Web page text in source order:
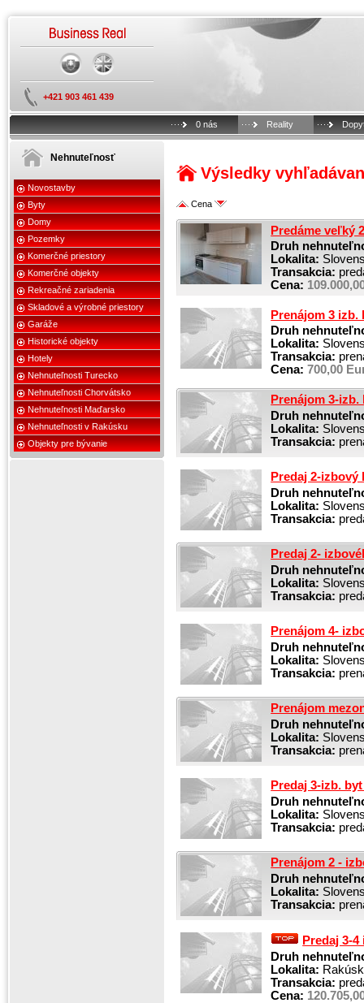
+421 903 461 439
0 nás Reality
Nehnuteľnosť
Novostavby
Byty
Domy
Pozemky
Komerčné priestory
Komerčné objekty
Rekreačné zariadenia
Skladové a výrobné priestory
Garáže
Historické objekty
Hotely
Nehnuteľnosti Turecko
Nehnuteľnosti Chorvátsko
Nehnuteľnosti Maďarsko
Nehnuteľnosti v Rakúsku
Objekty pre bývanie
Výsledky
Cena
Predáme veľký
Druh
Lokalita:
Transakcia:
Cena:
Prenájom 3 izb.
Druh
Lokalita:
Transakcia:
Cena: 700,00
Prenájom 3-
Druh
Lokalita:
Transakcia:
Predaj 2-
Druh
Lokalita:
Transakcia:
Predaj 2-
Druh
Lokalita:
Transakcia:
Prenájom 4-
Druh
Lokalita:
Transakcia:
Prenájom
Druh
Lokalita:
Transakcia:
Predaj 3-izb.
Druh
Lokalita:
Transakcia:
Prenájom 2 -
Druh
Lokalita:
Transakcia:
Predaj 3-
Druh
Lokalita:
Transakcia:
Cena: